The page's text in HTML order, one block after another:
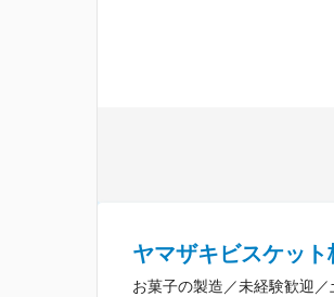
ヤマザキビスケッ
お菓子の製造／未経験歓迎